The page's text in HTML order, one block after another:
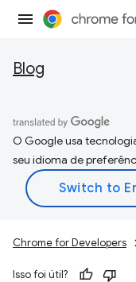
Blog
O Google usa
seu idioma de
Chrome for Developers
Isso foi útil?